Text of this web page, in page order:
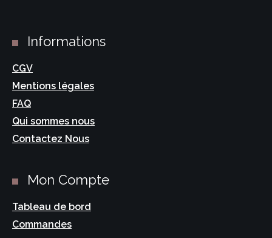
Informations
CGV
Mentions légales
FAQ
Qui sommes nous
Contactez Nous
Mon Compte
Tableau de bord
Commandes